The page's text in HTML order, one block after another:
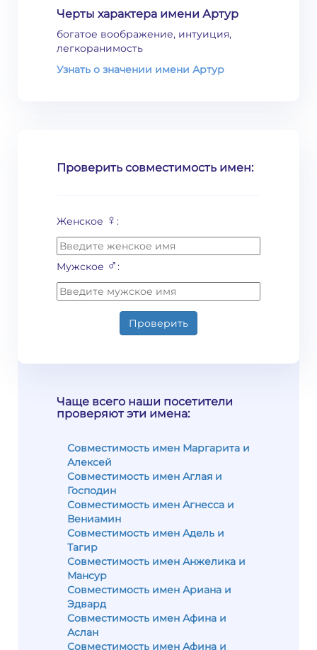
Черты характера имени Артур
богатое воображение, интуиция,
легкоранимость
Узнать о значении имени Артур
Проверить совместимость имен:
Женское ♀ :
Мужское ♂:
Проверить
Чаще всего наши посетители
проверяют эти имена:
Совместимость имен Маргарита и
Алексей
Совместимость имен Аглая и
Господин
Совместимость имен Агнесса и
Вениамин
Совместимость имен Адель и
Тагир
Совместимость имен Анжелика и
Мансур
Совместимость имен Ариана и
Эдвард
Совместимость имен Афина и
Аслан
Совместимость имен Афина и